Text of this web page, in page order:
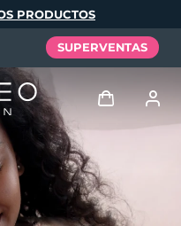
PRODUCTOS
SUPERVENTAS
Iniciar sesión
Perfil de usuario